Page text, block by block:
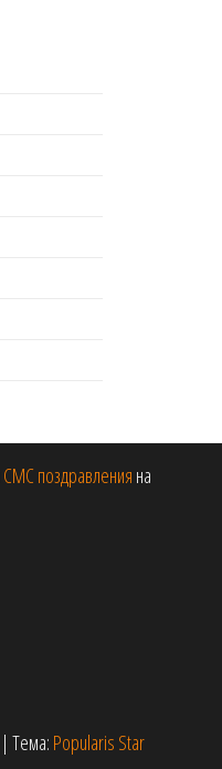
СМС поздравления на
| Тема: Popularis Star